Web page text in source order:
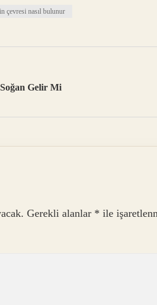
çevresi nasıl bulunur
Soğan Gelir Mi
Gerekli alanlar * ile